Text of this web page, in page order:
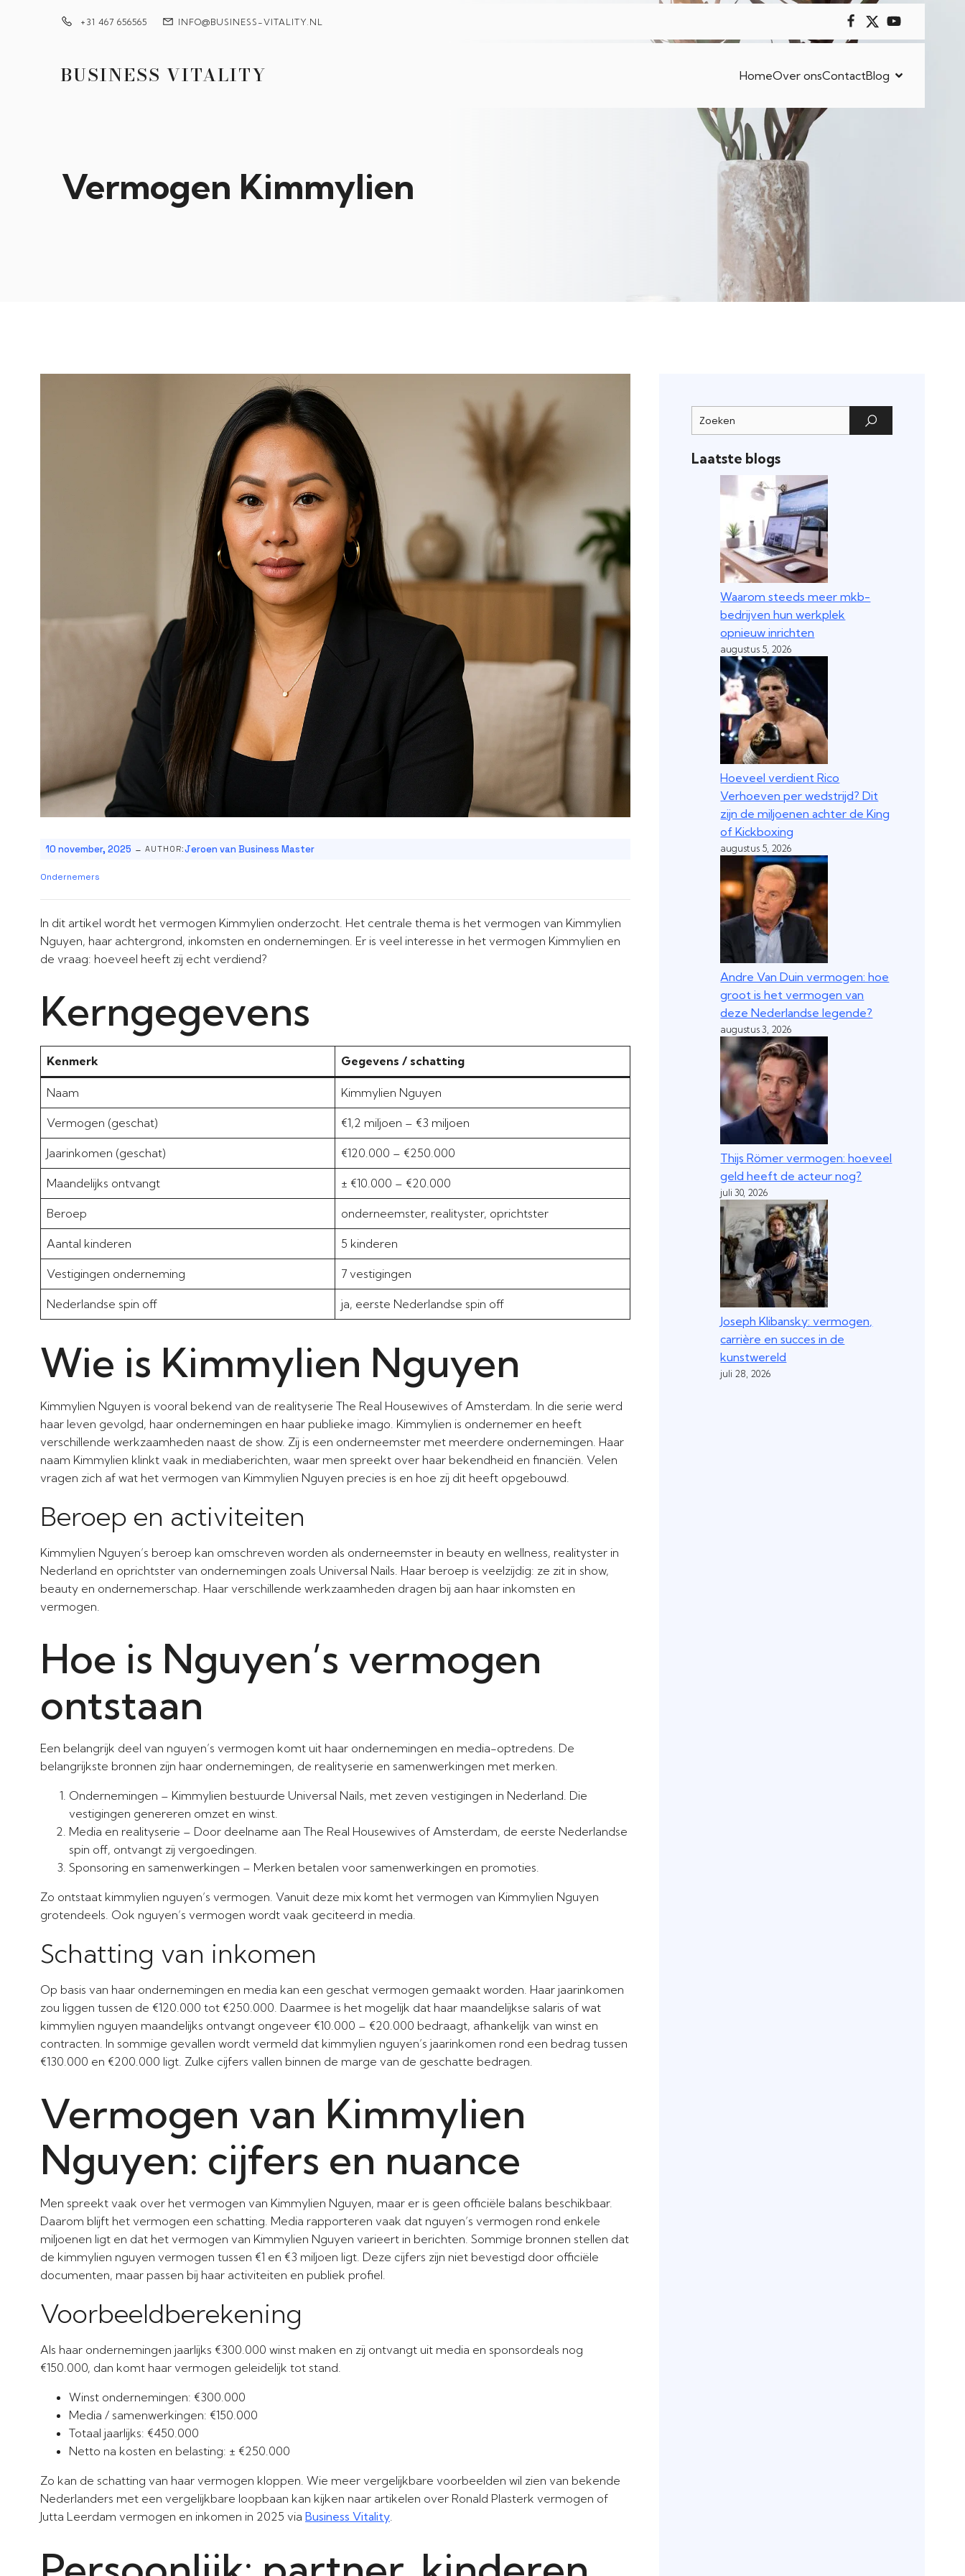
+31 467 656565 INFO@BUSINESS-VITALITY.NL
BUSINESS VITALITY HomeOver onsContactBlog
Vermogen Kimmylien
10 november, 2025 - AUTHOR:Jeroen van Business Master
Ondernemers
In dit artikel wordt het vermogen Kimmylien onderzocht. Het centrale thema is het vermogen van Kimmylien
Nguyen, haar achtergrond, inkomsten en ondernemingen. Er is veel interesse in het vermogen Kimmylien en
de vraag: hoeveel heeft zij echt verdiend?
Kerngegevens
Kenmerk Gegevens / schatting
Naam Kimmylien Nguyen
Vermogen (geschat) €1,2 miljoen – €3 miljoen
Jaarinkomen (geschat) €120.000 – €250.000
Maandelijks ontvangt ± €10.000 – €20.000
Beroep onderneemster, realityster, oprichtster
Aantal kinderen 5 kinderen
Vestigingen onderneming 7 vestigingen
Nederlandse spin off ja, eerste Nederlandse spin off
Wie is Kimmylien Nguyen
Kimmylien Nguyen is vooral bekend van de realityserie The Real Housewives of Amsterdam. In die serie werd
haar leven gevolgd, haar ondernemingen en haar publieke imago. Kimmylien is ondernemer en heeft
verschillende werkzaamheden naast de show. Zij is een onderneemster met meerdere ondernemingen. Haar
naam Kimmylien klinkt vaak in mediaberichten, waar men spreekt over haar bekendheid en financiën. Velen
vragen zich af wat het vermogen van Kimmylien Nguyen precies is en hoe zij dit heeft opgebouwd.
Beroep en activiteiten
Kimmylien Nguyen’s beroep kan omschreven worden als onderneemster in beauty en wellness, realityster in
Nederland en oprichtster van ondernemingen zoals Universal Nails. Haar beroep is veelzijdig: ze zit in show,
beauty en ondernemerschap. Haar verschillende werkzaamheden dragen bij aan haar inkomsten en
vermogen.
Hoe is Nguyen’s vermogen
ontstaan
Een belangrijk deel van nguyen’s vermogen komt uit haar ondernemingen en media-optredens. De
belangrijkste bronnen zijn haar ondernemingen, de realityserie en samenwerkingen met merken.
Ondernemingen – Kimmylien bestuurde Universal Nails, met zeven vestigingen in Nederland. Die
vestigingen genereren omzet en winst.
Media en realityserie – Door deelname aan The Real Housewives of Amsterdam, de eerste Nederlandse
spin off, ontvangt zij vergoedingen.
Sponsoring en samenwerkingen – Merken betalen voor samenwerkingen en promoties.
Zo ontstaat kimmylien nguyen’s vermogen. Vanuit deze mix komt het vermogen van Kimmylien Nguyen
grotendeels. Ook nguyen’s vermogen wordt vaak geciteerd in media.
Schatting van inkomen
Op basis van haar ondernemingen en media kan een geschat vermogen gemaakt worden. Haar jaarinkomen
zou liggen tussen de €120.000 tot €250.000. Daarmee is het mogelijk dat haar maandelijkse salaris of wat
kimmylien nguyen maandelijks ontvangt ongeveer €10.000 – €20.000 bedraagt, afhankelijk van winst en
contracten. In sommige gevallen wordt vermeld dat kimmylien nguyen’s jaarinkomen rond een bedrag tussen
€130.000 en €200.000 ligt. Zulke cijfers vallen binnen de marge van de geschatte bedragen.
Vermogen van Kimmylien
Nguyen: cijfers en nuance
Men spreekt vaak over het vermogen van Kimmylien Nguyen, maar er is geen officiële balans beschikbaar.
Daarom blijft het vermogen een schatting. Media rapporteren vaak dat nguyen’s vermogen rond enkele
miljoenen ligt en dat het vermogen van Kimmylien Nguyen varieert in berichten. Sommige bronnen stellen dat
de kimmylien nguyen vermogen tussen €1 en €3 miljoen ligt. Deze cijfers zijn niet bevestigd door officiële
documenten, maar passen bij haar activiteiten en publiek profiel.
Voorbeeldberekening
Als haar ondernemingen jaarlijks €300.000 winst maken en zij ontvangt uit media en sponsordeals nog
€150.000, dan komt haar vermogen geleidelijk tot stand.
Winst ondernemingen: €300.000
Media / samenwerkingen: €150.000
Totaal jaarlijks: €450.000
Netto na kosten en belasting: ± €250.000
Zo kan de schatting van haar vermogen kloppen. Wie meer vergelijkbare voorbeelden wil zien van bekende
Nederlanders met een vergelijkbare loopbaan kan kijken naar artikelen over Ronald Plasterk vermogen of
Jutta Leerdam vermogen en inkomen in 2025 via Business Vitality
Laatste blogs
Waarom steeds meer mkb-
bedrijven hun werkplek
opnieuw inrichten
augustus 5, 2026
Hoeveel verdient Rico
Verhoeven per wedstrijd? Dit
zijn de miljoenen achter de King
of Kickboxing
augustus 5, 2026
Andre Van Duin vermogen: hoe
groot is het vermogen van
deze Nederlandse legende?
augustus 3, 2026
Thijs Römer vermogen: hoeveel
geld heeft de acteur nog?
juli 30, 2026
Joseph Klibansky: vermogen,
carrière en succes in de
kunstwereld
juli 28, 2026